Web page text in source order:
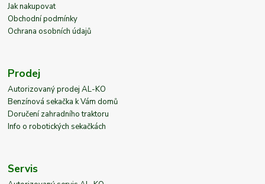
Jak nakupovat
Obchodní podmínky
Ochrana osobních údajů
Prodej
Autorizovaný prodej AL-KO
Benzínová sekačka k Vám domů
Doručení zahradního traktoru
Info o robotických sekačkách
Servis